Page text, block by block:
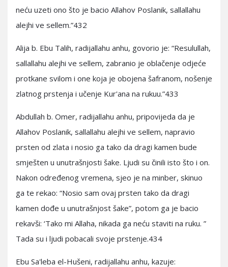
neću uzeti ono što je bacio Allahov Poslanik, sallallahu
alejhi ve sellem.”432
Alija b. Ebu Talih, radijallahu anhu, govorio je: “Resulullah,
sallallahu alejhi ve sellem, zabranio je oblačenje odjeće
protkane svilom i one koja je obojena šafranom, nošenje
zlatnog prstenja i učenje Kur'ana na rukuu.”433
Abdullah b. Omer, radijallahu anhu, pripovijeda da je
Allahov Poslanik, sallallahu alejhi ve sellem, napravio
prsten od zlata i nosio ga tako da dragi kamen bude
smješten u unutrašnjosti šake. Ljudi su činili isto što i on.
Nakon određenog vremena, sjeo je na minber, skinuo
ga te rekao: “Nosio sam ovaj prsten tako da dragi
kamen dođe u unutrašnjost šake”, potom ga je bacio
rekavši: ‘Tako mi Allaha, nikada ga neću staviti na ruku. ”
Tada su i ljudi pobacali svoje prstenje.434
Ebu Sa'leba el-Hušeni, radijallahu anhu, kazuje: